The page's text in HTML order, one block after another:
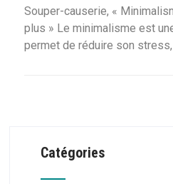
Souper-causerie, «
plus » Le minimalisme est
permet de réduire son stress,
Catégories